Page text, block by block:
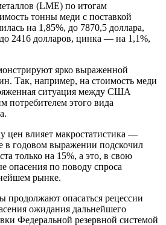
(LME) по итогам
тонны меди с поставкой
на 1,85%, до 7870,5 доллара,
2416 долларов, цинка — на 1,1%,
ярко выраженной
Так, например, на стоимость меди
ситуация между США
этого вида
цен влияет макростатистика —
в годовом выражении подскочил
только на 15%, а это, в свою
опасения по поводу спроса
рынке.
продолжают опасаться рецессии
ожидания дальнейшего
Федеральной резервной системой